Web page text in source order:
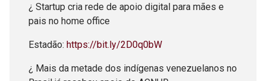
¿ Startup cria rede de apoio digital para mães e
pais no home office
Estadão: https://bit.ly/2D0q0bW
¿ Mais da metade dos indígenas venezuelanos no